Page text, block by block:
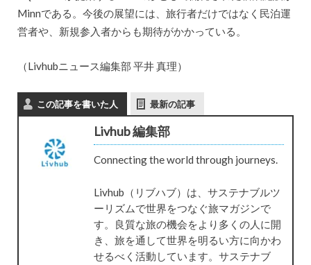
Minnである。今後の展望には、旅行者だけではなく民泊運
営者や、新規参入者からも期待がかかっている。
（Livhubニュース編集部 平井 真理）
この記事を書いた人 最新の記事
Livhub 編集部
Connecting the world through journeys.
Livhub（リブハブ）は、サステナブルツ
ーリズムで世界をつなぐ旅マガジンで
す。良質な旅の機会をより多くの人に開
き、旅を通して世界を明るい方に向かわ
せるべく活動しています。サステナブ